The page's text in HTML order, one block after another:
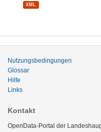
XML
Nutzungsbedingungen
Glossar
Hilfe
Links
Kontakt
OpenData-Portal der